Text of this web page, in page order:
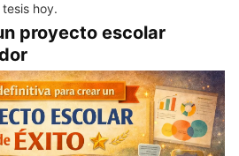
hoy.
proyecto escolar